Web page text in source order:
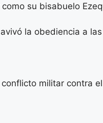
su bisabuelo
la obediencia a las
militar contra el